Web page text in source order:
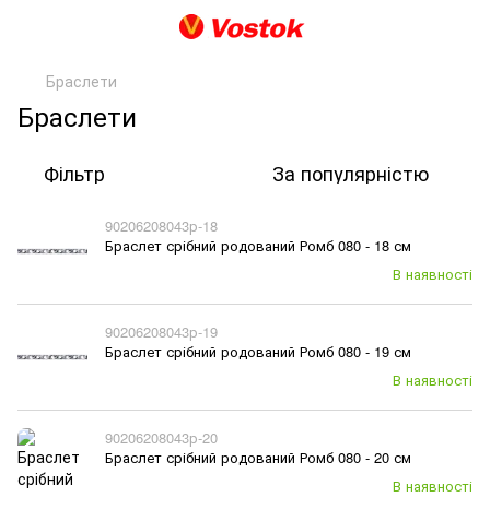
Браслети
Браслети
Фільтр За популярністю
90206208043р-18
Браслет срібний родований Ромб 080 - 18 см
В наявності
90206208043р-19
Браслет срібний родований Ромб 080 - 19 см
В наявності
90206208043р-20
Браслет срібний родований Ромб 080 - 20 см
В наявності